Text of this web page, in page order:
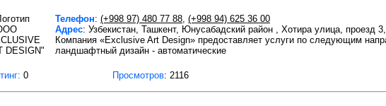
Телефон: (+998 97) 480 77 88, (+998 94) 625 36 00
Адрес: Узбекистан, Ташкент, Юнусабадский район , Хотира улица, проезд
Компания «Exclusive Art Design» предоставляет услуги по следующим
ландшафтный дизайн - автоматические
0 Просмотров: 2116